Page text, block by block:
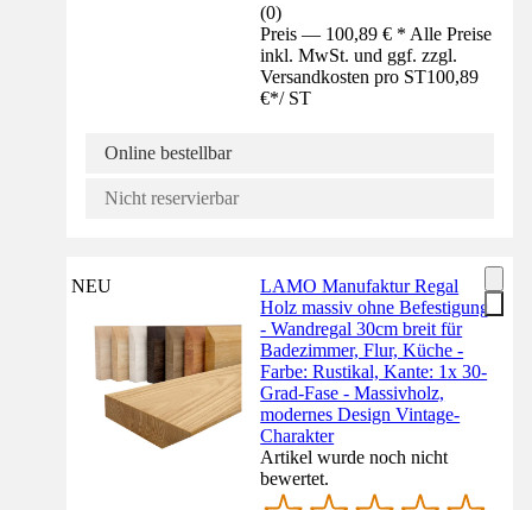
(0)
Preis — 100,89 € * Alle Preise
inkl. MwSt. und ggf. zzgl.
Versandkosten pro ST100,89
€*/ ST
Online bestellbar
Nicht reservierbar
NEU
LAMO Manufaktur Regal
Holz massiv ohne Befestigung
- Wandregal 30cm breit für
Badezimmer, Flur, Küche -
Farbe: Rustikal, Kante: 1x 30-
Grad-Fase - Massivholz,
modernes Design Vintage-
Charakter
Artikel wurde noch nicht
bewertet.